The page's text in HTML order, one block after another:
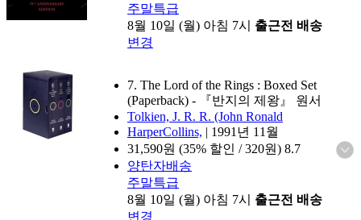
주말특급
8월 10일 (월) 아침 7시 출근전 배송
변경
7. The Lord of the Rings : Boxed Set
(Paperback) - 『반지의 제왕』 원서
Tolkien, J. R. R. (John Ronald
HarperCollins, | 1991년 11월
31,590원 (35% 할인 / 320원) 8.7
양탄자배송
주말특급
8월 10일 (월) 아침 7시 출근전 배송
변경